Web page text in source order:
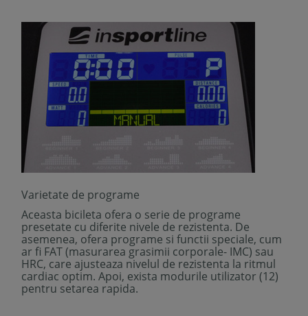
Varietate de programe
Aceasta bicileta ofera o serie de programe
presetate cu diferite nivele de rezistenta. De
asemenea, ofera programe si functii speciale, cum
ar fi FAT (masurarea grasimii corporale- IMC) sau
HRC, care ajusteaza nivelul de rezistenta la ritmul
cardiac optim. Apoi, exista modurile utilizator (12)
pentru setarea rapida.